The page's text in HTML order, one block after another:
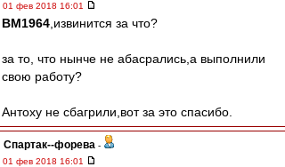
01 фев 2018 16:01
BM1964 ,извинится за что?
за то, что нынче не абасрались,а выполнили
свою работу?
Антоху не сбагрили,вот за это спасибо.
Cпартак--форева -
01 фев 2018 16:01